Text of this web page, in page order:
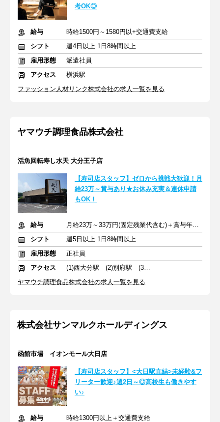
考OK◎
給与
時給1500円～1580円以+交通費支給
シフト
週4日以上 1日8時間以上
雇用形態
派遣社員
アクセス
横浜駅
ファッション人材リンク株式会社の求人一覧を見る
ヤマウチ調理食品株式会社
活魚回転寿し水天 大分王子店
【寿司店スタッフ】ゼロから挑戦大歓迎！月
給23万～賞与あり★お休み充実＆連休申請
もOK！
給与
月給23万～33万円(固定残業代含む)＋賞与年2回＋交通費
シフト
週5日以上 1日8時間以上
雇用形態
正社員
アクセス
(1)西大分駅 (2)別府駅 (3)高城駅
ヤマウチ調理食品株式会社の求人一覧を見る
株式会社サンマルクホールディングス
函館市場 イオンモール大日店
【寿司店スタッフ】<大日駅直結>未経験&フ
リーター歓迎♪週2日～◎高校生も働きやす
い♪
給与
時給1300円以上＋交通費支給